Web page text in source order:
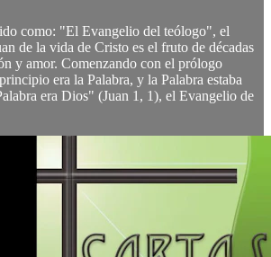
como: "El Evangelio del teólogo", el
de la vida de Cristo es el fruto de décadas
y amor. Comenzando con el prólogo
era la Palabra, y la Palabra estaba
era Dios" (Juan 1, 1), el Evangelio de